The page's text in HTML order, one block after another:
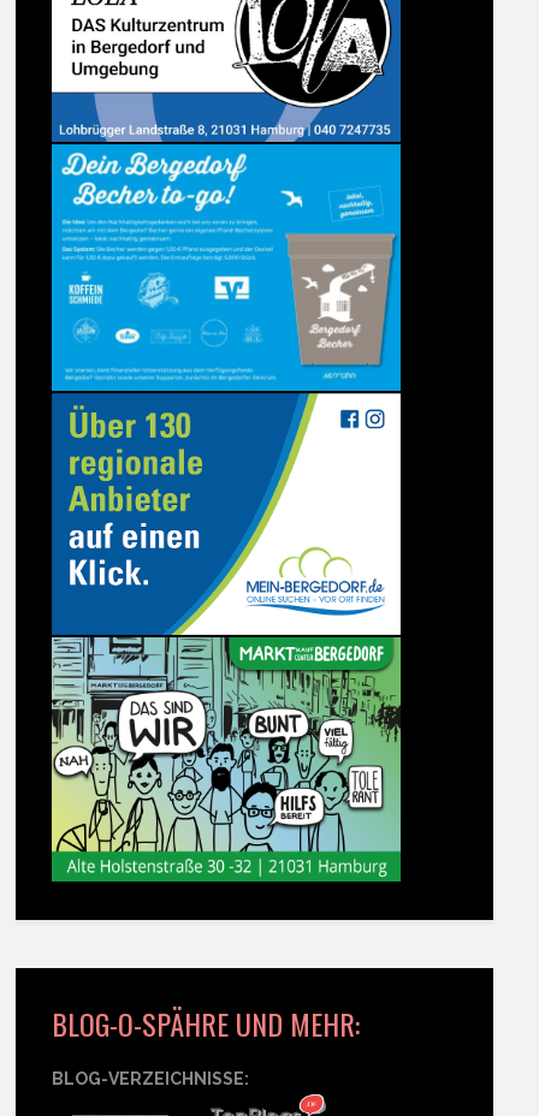
BLOG-O-SPÄHRE UND MEHR:
BLOG-VERZEICHNISSE: